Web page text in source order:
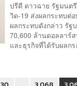
ปรีดี ดาวฉาย รัฐมนต
วิด-19 ส่งผลกระทบต่
ผลกระทบดังกล่าว รั
70,600 ล้านดอลลาร์
และธุรกิจที่ได้รับผลก